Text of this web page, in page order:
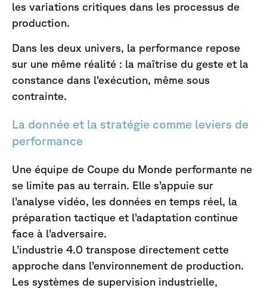
les variations critiques dans les processus de
production.
Dans les deux univers, la performance repose
sur une même réalité : la maîtrise du geste et la
constance dans l’exécution, même sous
contrainte.
La donnée et la stratégie comme leviers de
performance
Une équipe de Coupe du Monde performante ne
se limite pas au terrain. Elle s’appuie sur
l’analyse vidéo, les données en temps réel, la
préparation tactique et l’adaptation continue
face à l’adversaire.
L’industrie 4.0 transpose directement cette
approche dans l’environnement de production.
Les systèmes de supervision industrielle,